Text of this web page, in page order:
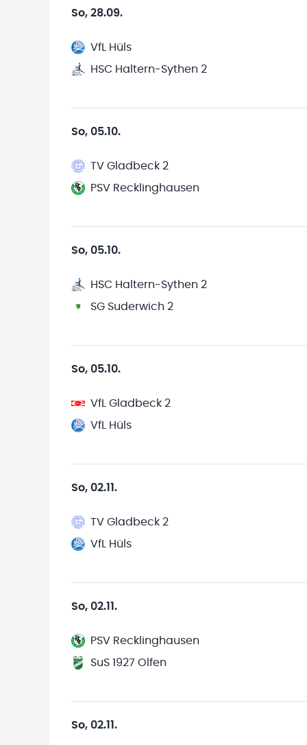
So, 28.09.
VfL Hüls
HSC Haltern-Sythen 2
So, 05.10.
TV Gladbeck 2
PSV Recklinghausen
So, 05.10.
HSC Haltern-Sythen 2
SG Suderwich 2
So, 05.10.
VfL Gladbeck 2
VfL Hüls
So, 02.11.
TV Gladbeck 2
VfL Hüls
So, 02.11.
PSV Recklinghausen
SuS 1927 Olfen
So, 02.11.